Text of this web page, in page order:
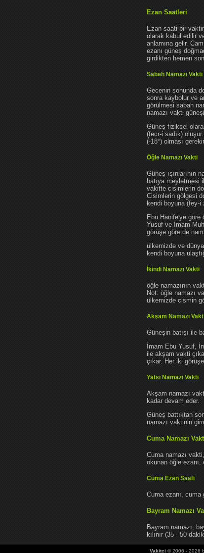
Ezan Saatleri
Ezan saati bir
olarak kabul edilir
anlamına gelir.
ezanı güneş
girdikten hemen
Sabah Namazı Vakti
Gecenin sonunda
sonra kaybolur ve
görülmesi sabah
namazı vakti
Güneş fiziksel
(fecr-i sadık)
(-18°) olması
Öğle Namazı Vakti
Güneş ışınlarının
batıya meyletmesi
vakitte cisimlerin
Cisimlerin gölgesi
kendi boyuna (fey-i
Ebu Hanife'ye
Yusuf ve İmam
görüşe göre de
ülkemizde ve
kendi boyuna
İkindi Namazı Vakti
öğle namazının
Not: öğle namazı
ülkemizde cismin
Akşam Namazı
Güneşin batışı ile
İmam Ebu Yusuf,
ile akşam vakti
çıkar. Her iki
Yatsı Namazı Vakti
Akşam namazı
kadar devam eder.
Güneş battıktan
namazı vaktinin
Cuma Namazı
Cuma namazı
okunan öğle ezanı,
Cuma Ezan Saati
Cuma ezanı, cuma
Bayram Namazı
Bayram namazı,
kılınır (35 - 50
Vakitci © 2006 - 2026